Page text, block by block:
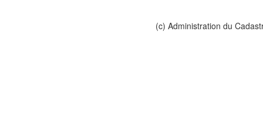
(c) Administration du